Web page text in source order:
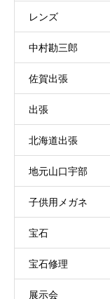
レンズ
中村勘三郎
佐賀出張
出張
北海道出張
地元山口宇部
子供用メガネ
宝石
宝石修理
展示会